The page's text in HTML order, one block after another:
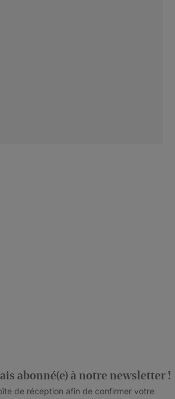
abonné(e) à notre newsletter !
de réception afin de confirmer votre